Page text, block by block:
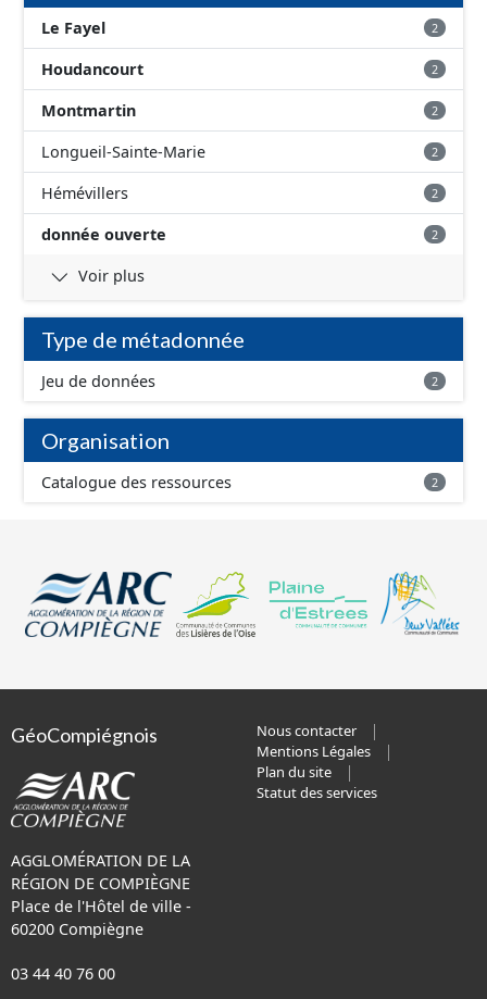
Le Fayel 2
Houdancourt 2
Montmartin 2
Longueil-Sainte-Marie 2
Hémévillers 2
donnée ouverte 2
Voir plus
Type de métadonnée
Jeu de données 2
Organisation
Catalogue des ressources 2
GéoCompiégnois
AGGLOMÉRATION DE LA
RÉGION DE COMPIÈGNE
Place de l'Hôtel de ville -
60200 Compiègne
03 44 40 76 00
Nous contacter
Mentions Légales
Plan du site
Statut des services